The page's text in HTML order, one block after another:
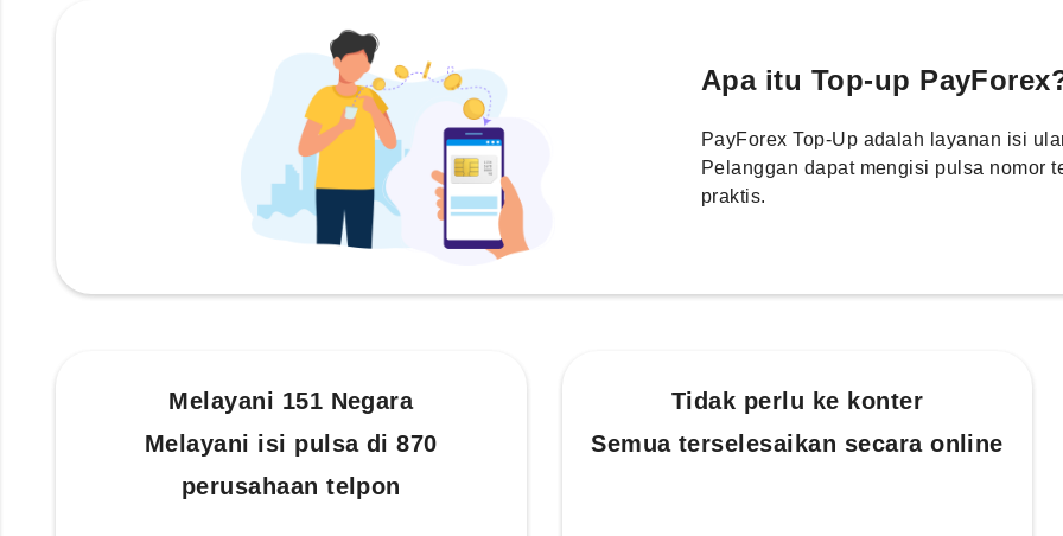
Apa itu Top-up
PayForex Top-Up adalah layanan isi
Pelanggan dapat mengisi pulsa nomor
praktis.
Melayani 151 Negara
Melayani isi pulsa di 870
perusahaan telpon
Tidak perlu ke konter
Semua terselesaikan secara online